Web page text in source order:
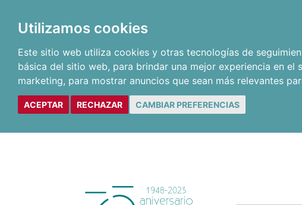
Utilizamos cookies
Este sitio web utiliza cookies y otras tecnologías de
básica del sitio web, para brindar una mejor experiencia en el
marketing, para mostrar anuncios que sean más relevantes
ACEPTAR RECHAZAR CAMBIAR PREFERENCIAS